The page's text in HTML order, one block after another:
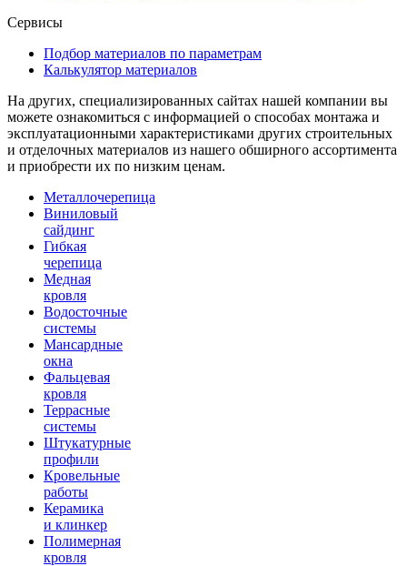
Сервисы
Подбор материалов по параметрам
Калькулятор материалов
На других, специализированных сайтах нашей компании вы
можете ознакомиться с информацией о способах монтажа и
эксплуатационными характеристиками других строительных
и отделочных материалов из нашего обширного ассортимента
и приобрести их по низким ценам.
Металлочерепица
Виниловый
сайдинг
Гибкая
черепица
Медная
кровля
Водосточные
системы
Мансардные
окна
Фальцевая
кровля
Террасные
системы
Штукатурные
профили
Кровельные
работы
Керамика
и клинкер
Полимерная
кровля